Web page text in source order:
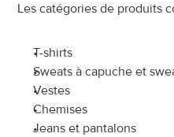
Les catégories de produits
T-shirts
Sweats à capuche et
Vestes
Chemises
Jeans et pantalons